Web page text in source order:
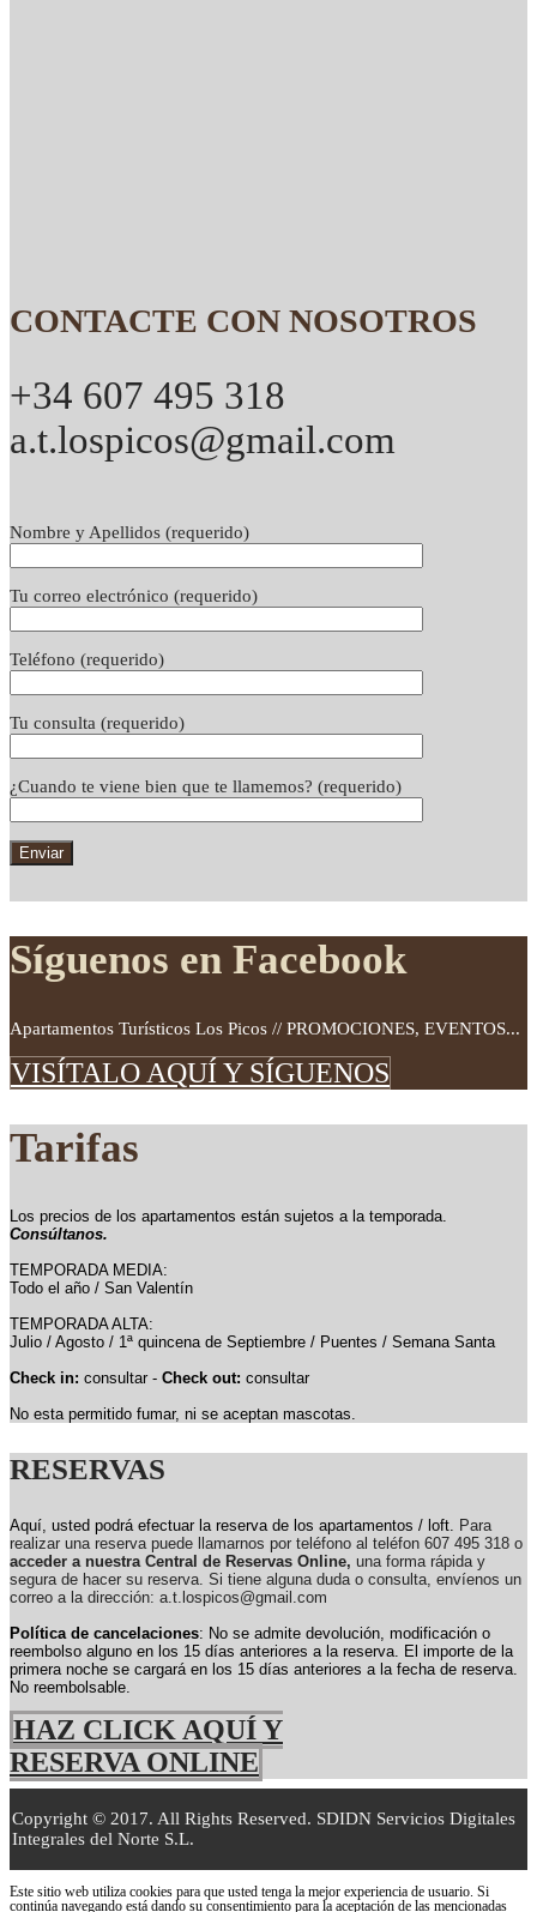
CONTACTE CON NOSOTROS
+34 607 495 318
a.t.lospicos@gmail.com
Nombre y Apellidos (requerido)
Tu correo electrónico (requerido)
Teléfono (requerido)
Tu consulta (requerido)
¿Cuando te viene bien que te llamemos? (requerido)
Síguenos en Facebook
Apartamentos Turísticos Los Picos // PROMOCIONES, EVENTOS...
VISÍTALO AQUÍ Y SÍGUENOS
Tarifas
Los precios de los apartamentos están sujetos a la temporada.
Consúltanos.
TEMPORADA MEDIA:
Todo el año / San Valentín
TEMPORADA ALTA:
Julio / Agosto / 1ª quincena de Septiembre / Puentes / Semana Santa
Check in: consultar - Check out: consultar
No esta permitido fumar, ni se aceptan mascotas.
RESERVAS
Aquí, usted podrá efectuar la reserva de los apartamentos / loft.
Para
realizar una reserva puede llamarnos por teléfono al teléfon 607 495 318 o
acceder a nuestra Central de Reservas Online, una forma rápida y
segura de hacer su reserva. Si tiene alguna duda o consulta, envíenos un
correo a la dirección: a.t.lospicos@gmail.com
Política de cancelaciones: No se admite devolución, modificación o
reembolso alguno en los 15 días anteriores a la reserva.
El importe de la
primera noche se cargará en los 15 días anteriores a la fecha de reserva.
No reembolsable.
HAZ CLICK AQUÍ Y
RESERVA ONLINE
Copyright © 2017. All Rights Reserved. SDIDN Servicios Digitales
Integrales del Norte S.L.
Este sitio web utiliza cookies para que usted tenga la mejor experiencia de usuario. Si
continúa navegando está dando su consentimiento para la aceptación de las mencionadas